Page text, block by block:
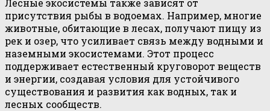
присутствия рыбы в водоемах. Например, многие
животные, обитающие в лесах, получают пищу из
рек и озер, что усиливает связь между водными и
наземными экосистемами. Этот процесс
поддерживает естественный круговорот веществ
и энергии, создавая условия для устойчивого
существования и развития как водных, так и
лесных сообществ.